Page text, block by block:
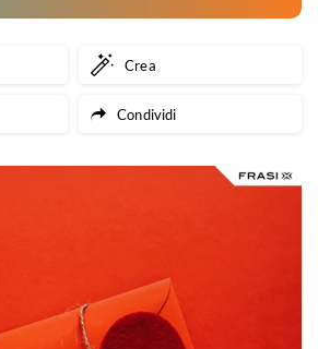
Crea
Condividi